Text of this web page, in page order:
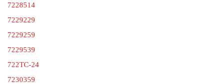
7228514
7229229
7229259
7229539
722TC-24
7230359